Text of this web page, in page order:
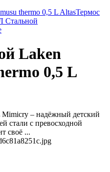
thermo 0,5 L AltasТермос
Стальной
Laken
0,5 L
– надёжный детский
стали с превосходной
своё ...